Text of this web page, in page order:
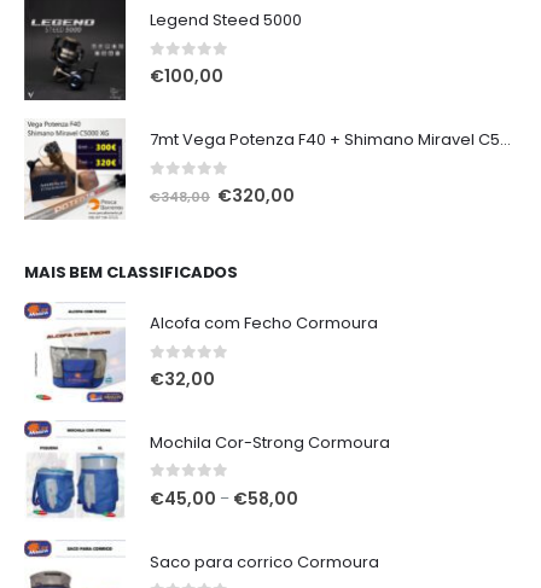
Legend Steed 5000
0out of 5
€100,00
7mt Vega Potenza F40 + Shimano Miravel C5000 XG
€348,00 O
era:
€320,00
MAIS BEM CLASSIFICADOS
Alcofa com Fecho Cormoura
0out of 5
€32,00
Mochila Cor-Strong Cormoura
0out of 5
€45,00 – €58,00
through
Saco para corrico Cormoura